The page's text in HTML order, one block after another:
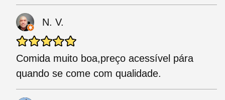
N. V.
Comida muito boa,preço acessível pára
quando se come com qualidade.